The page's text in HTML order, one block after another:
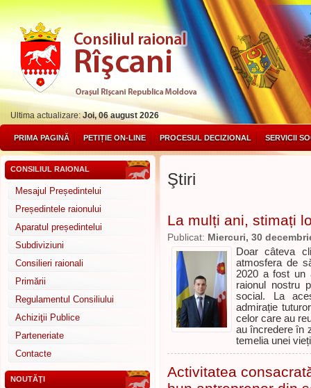
Ultima actualizare:Joi, 06 august 2026
PRIMA PAGINĂ PETIȚIE ON-LINE PROCESUL DECIZIONAL SERVICII
CONSILIUL RAIONAL
Mesajul Președintelui
Președintele raionului
Aparatul președintelui
Subdiviziuni
Consilieri raionali
Primării
Regulamentul Consiliului
Achiziţii Publice
Parteneriate
Contacte
NOUTĂŢI
Ştiri
La mulți ani, stimați
Publicat: Miercuri, 30
Doar câteva
atmosfera de
2020 a fost un
raionul nostru
social. La
admirație
celor care au
au încredere în
temelia unei
Activitatea